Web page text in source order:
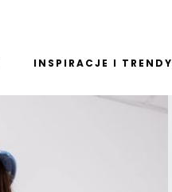
INSPIRACJE I TRENDY